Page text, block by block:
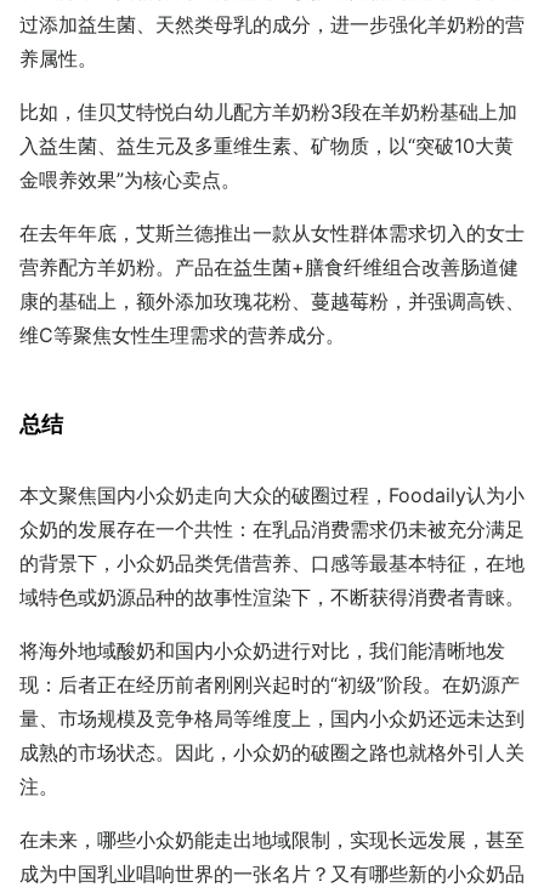
过添加益生菌、天然类母乳的成分，进一步强化羊奶粉的营
养属性。
比如，佳贝艾特悦白幼儿配方羊奶粉3段在羊奶粉基础上加
入益生菌、益生元及多重维生素、矿物质，以“突破10大黄
金喂养效果”为核心卖点。
在去年年底，艾斯兰德推出一款从女性群体需求切入的女士
营养配方羊奶粉。产品在益生菌+膳食纤维组合改善肠道健
康的基础上，额外添加玫瑰花粉、蔓越莓粉，并强调高铁、
维C等聚焦女性生理需求的营养成分。
总结
本文聚焦国内小众奶走向大众的破圈过程，Foodaily认为小
众奶的发展存在一个共性：在乳品消费需求仍未被充分满足
的背景下，小众奶品类凭借营养、口感等最基本特征，在地
域特色或奶源品种的故事性渲染下，不断获得消费者青睐。
将海外地域酸奶和国内小众奶进行对比，我们能清晰地发
现：后者正在经历前者刚刚兴起时的“初级”阶段。在奶源产
量、市场规模及竞争格局等维度上，国内小众奶还远未达到
成熟的市场状态。因此，小众奶的破圈之路也就格外引人关
注。
在未来，哪些小众奶能走出地域限制，实现长远发展，甚至
成为中国乳业唱响世界的一张名片？又有哪些新的小众奶品